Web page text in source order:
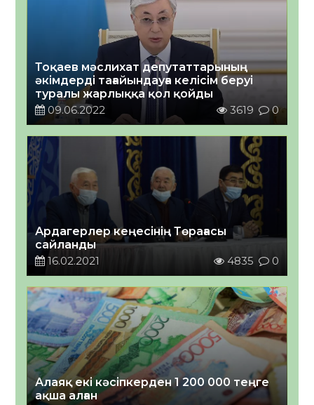
Тоқаев мәслихат депутаттарының
әкімдерді тағайындауға келісім беруі
туралы жарлыққа қол қойды
09.06.2022
3619 0
Ардагерлер кеңесінің Төрағасы
сайланды
16.02.2021
4835 0
Алаяқ екі кәсіпкерден 1 200 000 теңге
ақша алған